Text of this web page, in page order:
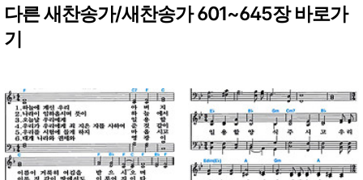
다른 새찬송가/새찬송가 601~645장 바로가
기